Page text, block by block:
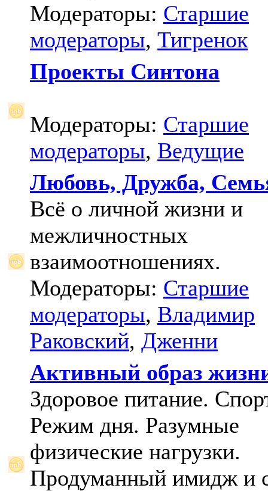
Модераторы: Старшие
модераторы, Тигренок
Проекты Синтона
Модераторы: Старшие
модераторы, Ведущие
Любовь, Дружба,
Всё о личной жизни и
межличностных
взаимоотношениях.
Модераторы: Старшие
модераторы, Владимир
Раковский, Дженни
Активный образ
Здоровое питание.
Режим дня. Разумные
физические нагрузки.
Продуманный имидж и